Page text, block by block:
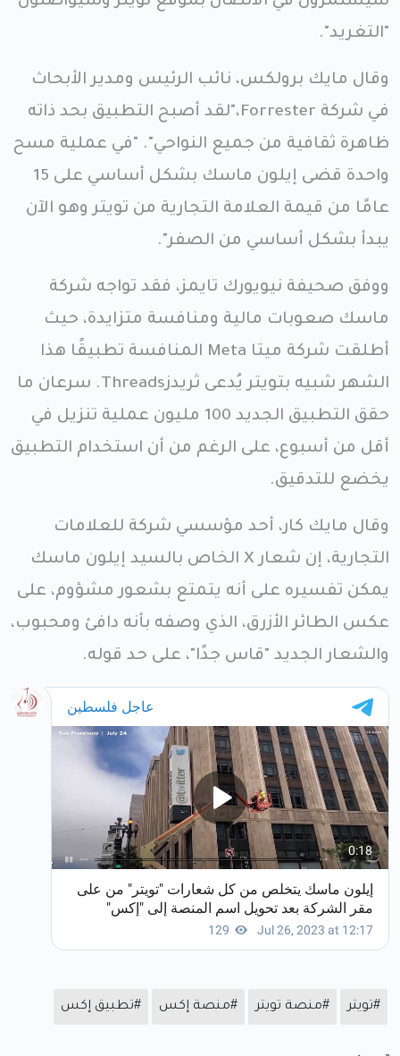
"التغريد".
وقال مايك برولكس، نائب الرئيس ومدير الأبحاث
في شركة Forrester،"لقد أصبح التطبيق بحد ذاته
ظاهرة ثقافية من جميع النواحي". "في عملية مسح
واحدة قضى إيلون ماسك بشكل أساسي على 15
عامًا من قيمة العلامة التجارية من تويتر وهو الآن
يبدأ بشكل أساسي من الصفر".
ووفق صحيفة نيويورك تايمز، فقد تواجه شركة
ماسك صعوبات مالية ومنافسة متزايدة، حيث
أطلقت شركة ميتا Meta المنافسة تطبيقًا هذا
الشهر شبيه بتويتر يُدعى ثريدزThreads. سرعان ما
حقق التطبيق الجديد 100 مليون عملية تنزيل في
أقل من أسبوع، على الرغم من أن استخدام التطبيق
يخضع للتدقيق.
وقال مايك كار، أحد مؤسسي شركة للعلامات
التجارية، إن شعار X الخاص بالسيد إيلون ماسك
يمكن تفسيره على أنه يتمتع بشعور مشؤوم، على
عكس الطائر الأزرق، الذي وصفه بأنه دافئ ومحبوب،
والشعار الجديد "قاس جدًا"، على حد قوله.
#تويتر #منصة تويتر #منصة إكس #تطبيق إكس